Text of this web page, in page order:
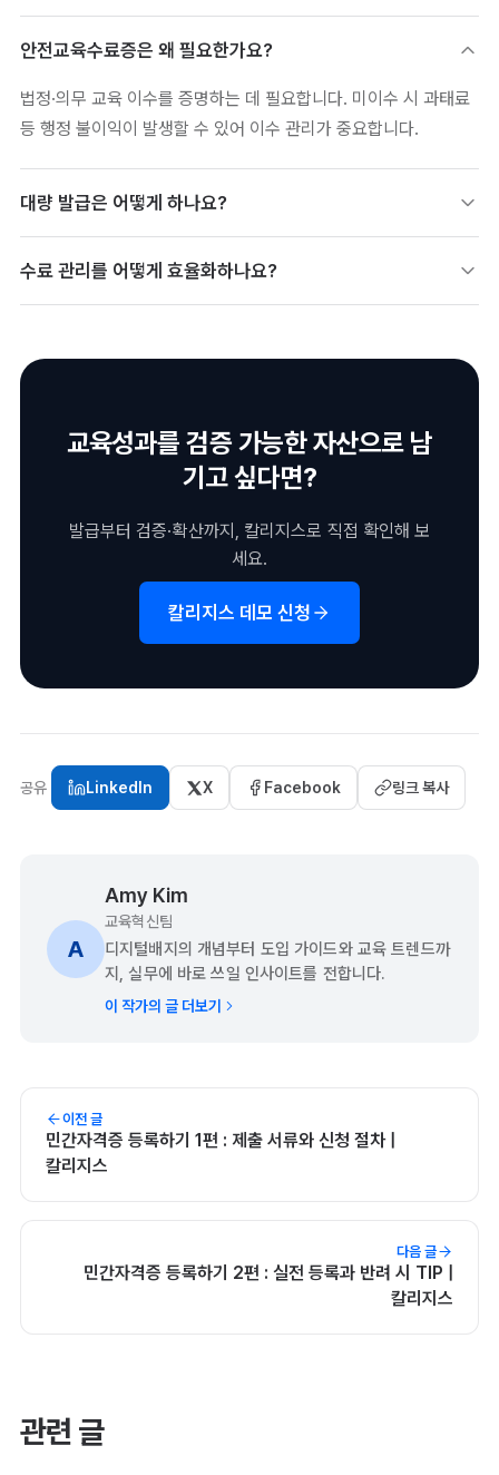
안전교육수료증은 왜 필요한가요?
법정·의무 교육 이수를 증명하는 데 필요합니다. 미이수 시 과태료
등 행정 불이익이 발생할 수 있어 이수 관리가 중요합니다.
대량 발급은 어떻게 하나요?
인원이 많은 사업장도 한 번에 발급·관리할 수 있습니다.
수료 관리를 어떻게 효율화하나요?
교육성과를 검증 가능한 자산으로 남
기고 싶다면?
발급부터 검증·확산까지, 칼리지스로 직접 확인해 보
세요.
칼리지스 데모 신청
공유 LinkedIn X Facebook 링크 복사
A
Amy Kim
교육혁신팀
디지털배지의 개념부터 도입 가이드와 교육 트렌드까
지, 실무에 바로 쓰일 인사이트를 전합니다.
이 작가의 글 더보기
이전 글
민간자격증 등록하기 1편 : 제출 서류와 신청 절차 |
칼리지스
다음 글
민간자격증 등록하기 2편 : 실전 등록과 반려 시 TIP |
칼리지스
관련 글